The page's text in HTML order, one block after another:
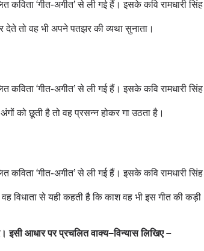
कविता ‘गीत-अगीत’ से ली गई हैं। इसके कवि रामधारी सिंह
देते तो वह भी अपने पतझर की व्यथा सुनाता।
कविता ‘गीत-अगीत’ से ली गई हैं। इसके कवि रामधारी सिंह
को छूती है तो वह प्रसन्न होकर गा उठता है।
कविता ‘गीत-अगीत’ से ली गई हैं। इसके कवि रामधारी सिंह
विधाता से यही कहती है कि काश वह भी इस गीत की कड़ी
इसी आधार पर प्रचलित वाक्य–विन्यास लिखिए −